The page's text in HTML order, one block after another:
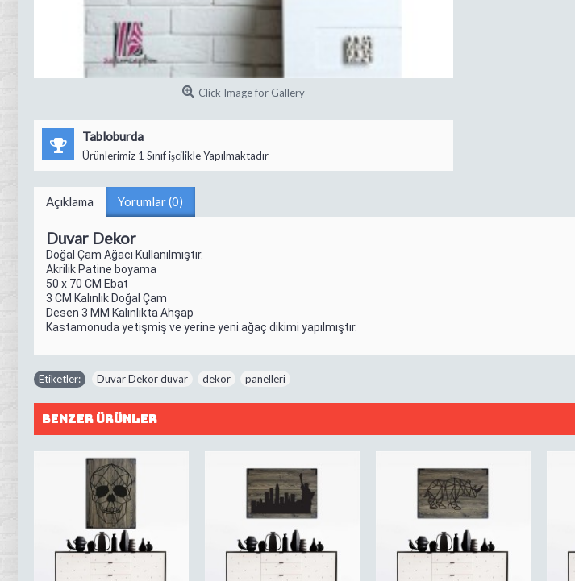
Click Image for Gallery
Tabloburda
Ürünlerimiz 1 Sınıf işcilikle Yapılmaktadır
Açıklama Yorumlar (0)
Duvar Dekor
Doğal Çam Ağacı Kullanılmıştır.
Akrilik Patine boyama
50 x 70 CM Ebat
3 CM Kalınlık Doğal Çam
Desen 3 MM Kalınlıkta Ahşap
Kastamonuda yetişmiş ve yerine yeni ağaç dikimi yapılmıştır.
Etiketler: Duvar Dekor duvar dekor panelleri
Benzer Ürünler